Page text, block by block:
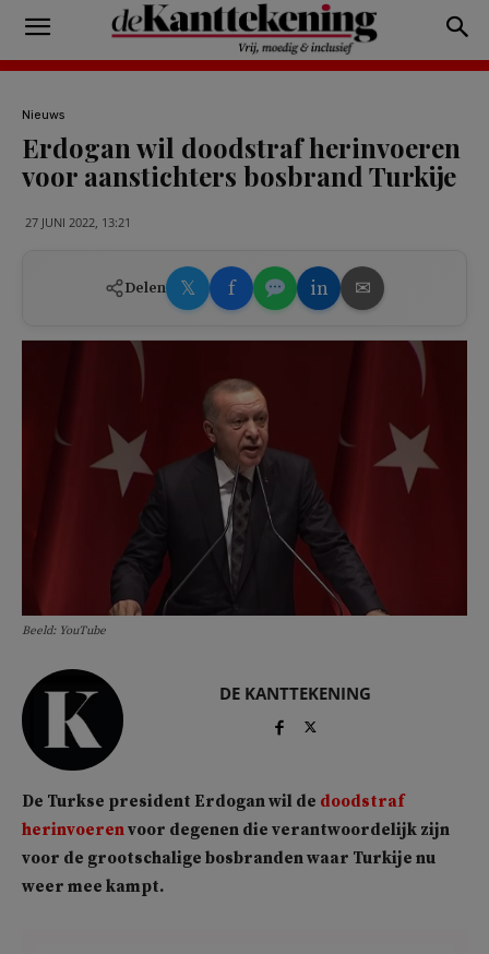
Nieuws
Erdogan wil doodstraf herinvoeren
voor aanstichters bosbrand Turkije
27 JUNI 2022, 13:21
Delen 𝕏 f in ✉
Beeld: YouTube
DE KANTTEKENING
De Turkse president Erdogan wil de doodstraf
herinvoerenvoor degenen die verantwoordelijk zijn
voor de grootschalige bosbranden waar Turkije nu
weer mee kampt.